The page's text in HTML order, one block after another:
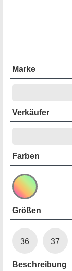
Marke
Verkäufer
Farben
Größen
36 37
Beschreibung